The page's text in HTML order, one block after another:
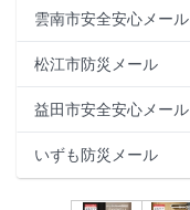
雲南市安全安心メール
松江市防災メール
益田市安全安心メール
いずも防災メール